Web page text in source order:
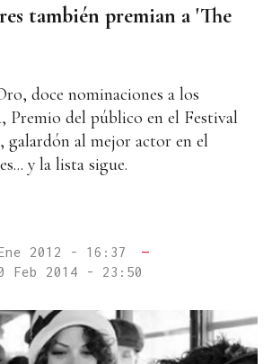
también premian a 'The
doce nominaciones a los
del público en el Festival
galardón al mejor actor en el
y la lista sigue.
2012 - 16:37
—
Feb 2014 - 23:50